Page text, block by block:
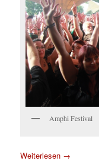
Amphi Festival
Weiterlesen →